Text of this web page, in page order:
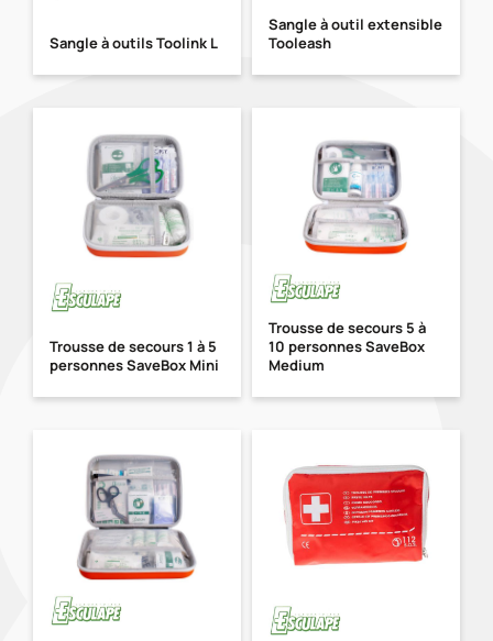
Sangle à outils Toolink L
Sangle à outil extensible
Tooleash
Trousse de secours 1 à 5
personnes SaveBox Mini
Trousse de secours 5 à
10 personnes SaveBox
Medium